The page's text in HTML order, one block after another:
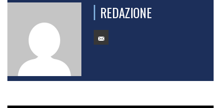
REDAZIONE